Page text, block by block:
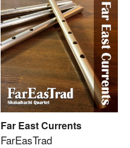
Far East Currents
FarEasTrad